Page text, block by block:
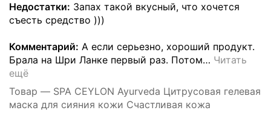
Недостатки: Запах такой вкусный, что хочется
съесть средство )))
Комментарий: А если серьезно, хороший продукт.
Брала на Шри Ланке первый раз. Потом… Читать
ещё
Товар — SPA CEYLON Ayurveda Цитрусовая гелевая
маска для сияния кожи Счастливая кожа